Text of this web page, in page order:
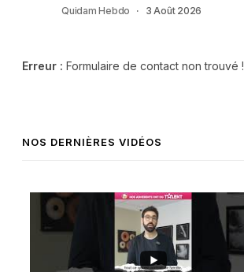
Quidam Hebdo 3 Août 2026
Erreur : Formulaire de contact non trouvé !
NOS DERNIÈRES VIDÉOS